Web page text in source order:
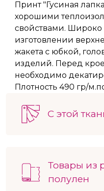
Принт "Гусиная
хорошими
свойствами. Широко
изготовлении
жакета с юбкой,
изделий. Перед
необходимо
Плотность 490 гр/
С этой
Товары из
полулен